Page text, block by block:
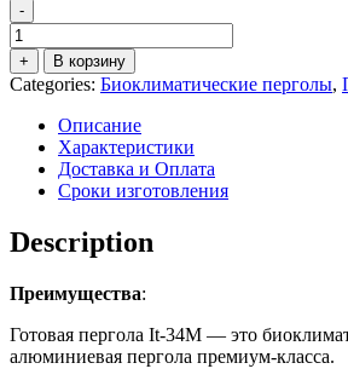
-
+ В корзину
Categories: Биоклиматические перголы,
Описание
Характеристики
Доставка и Оплата
Сроки изготовления
Description
Преимущества:
Готовая пергола It-34М — это
алюминиевая пергола премиум-класса.